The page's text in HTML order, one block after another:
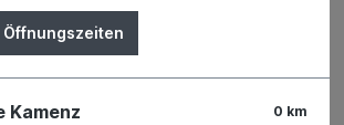
Öffnungszeiten
0 km
Kamenz